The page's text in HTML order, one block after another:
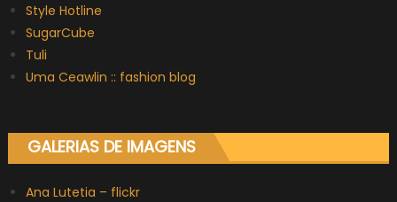
Style Hotline
SugarCube
Tuli
Uma Ceawlin :: fashion blog
GALERIAS DE IMAGENS
Ana Lutetia – flickr